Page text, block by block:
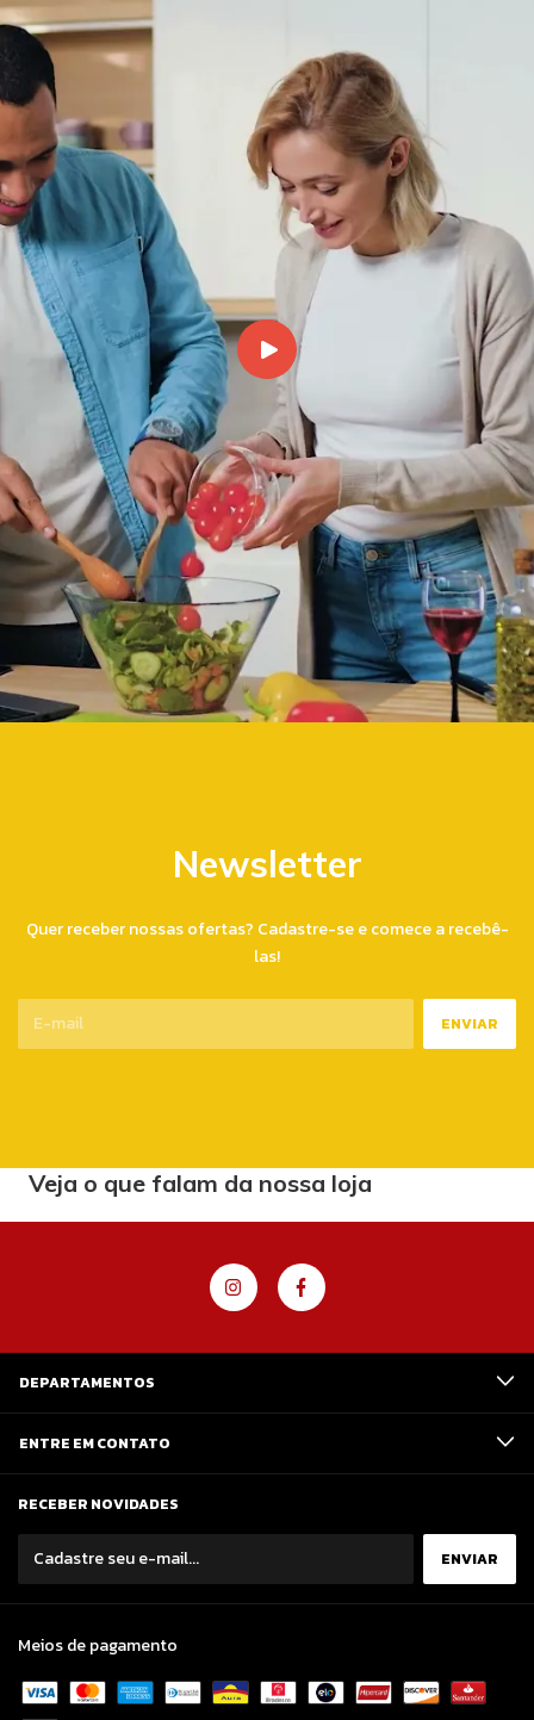
NÃO CONTÉM GLÚTEN.
Newsletter
Quer receber nossas ofertas? Cadastre-se e comece a recebê-
las!
Veja o que falam da nossa loja
DEPARTAMENTOS
ENTRE EM CONTATO
RECEBER NOVIDADES
Meios de pagamento